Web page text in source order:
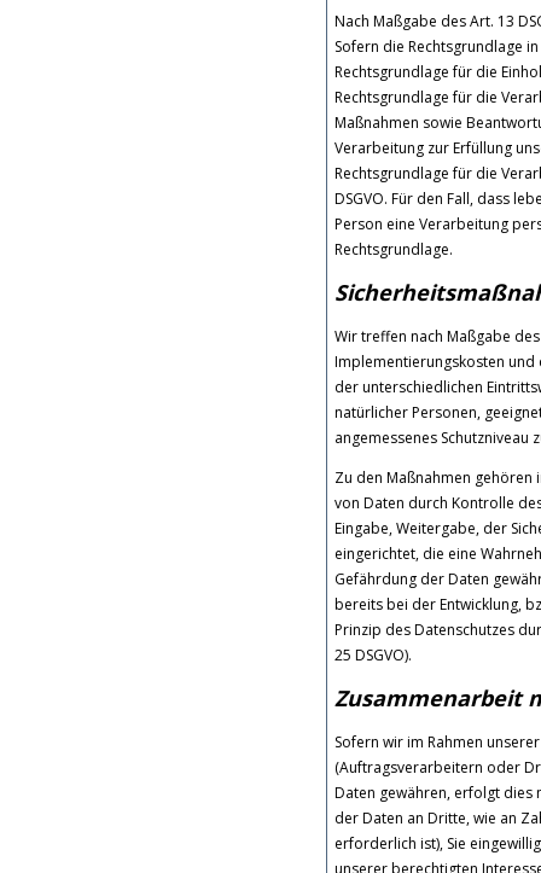
Nach Maßgabe des Art. 13
Sofern die Rechtsgrundlage
Rechtsgrundlage für die
Rechtsgrundlage für die
Maßnahmen sowie
Verarbeitung zur Erfüllung
Rechtsgrundlage für die
DSGVO. Für den Fall, dass
Person eine Verarbeitung
Rechtsgrundlage.
Wir treffen nach Maßgabe
Implementierungskosten
der unterschiedlichen
natürlicher Personen,
angemessenes Schutzniveau
Zu den Maßnahmen
von Daten durch Kontrolle
Eingabe, Weitergabe, der
eingerichtet, die eine
Gefährdung der Daten
bereits bei der Entwicklung,
Prinzip des Datenschutzes
25 DSGVO).
Zusammenarbeit
Sofern wir im Rahmen
(Auftragsverarbeitern oder
Daten gewähren, erfolgt dies
der Daten an Dritte, wie an
erforderlich ist), Sie
unserer berechtigten